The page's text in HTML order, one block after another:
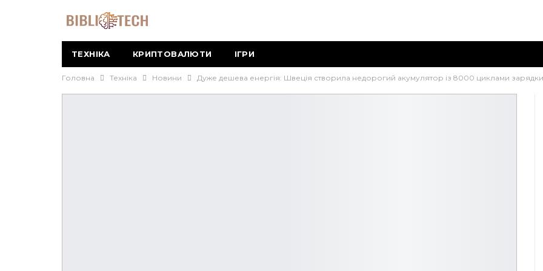
ТЕХНІКА КРИПТОВАЛЮТИ ІГРИ
Головна Техніка Новини Дуже дешева енергія: Швеція створила недорогий акумулятор із 8000 циклами зарядки